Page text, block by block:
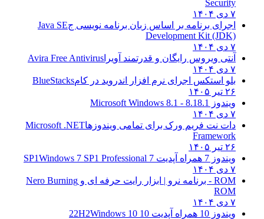
Security
۷ دی ۱۴۰۴
اجرای برنامه بر اساس زبان برنامه نویسی جJava SE
Development Kit (JDK)
۷ دی ۱۴۰۴
آنتی ویروس رایگان و قدرتمند آویرا Avira Free Antivirus
۷ دی ۱۴۰۴
بلو استکس اجرای نرم افزار اندروید در کامBlueStacks
۲۶ تیر ۱۴۰۵
ویندوز 8.1
8.1 - Microsoft Windows 8.1
۷ دی ۱۴۰۴
دات نت فریم ورک برای تمامی ویندوزهاMicrosoft .NET
Framework
۲۶ تیر ۱۴۰۵
ویندوز 7 همراه آپدیت 7 SP1
Windows 7 SP1 Professional
۷ دی ۱۴۰۴
ROM - برنامه نرو | ابزار رایت حرفه ای و
Nero Burning
ROM
۷ دی ۱۴۰۴
ویندوز 10 همراه آپدیت 10 22H2
Windows 10